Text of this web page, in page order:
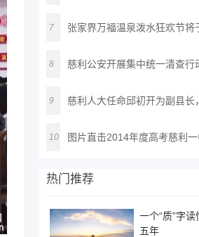
7 张家界万福温泉泼水狂欢节将
8 慈利公安开展集中统一清查行
9 慈利人大任命邱初开为副县长
10 图片直击2014年度高考慈利
热门推荐
一个“质”字
五年